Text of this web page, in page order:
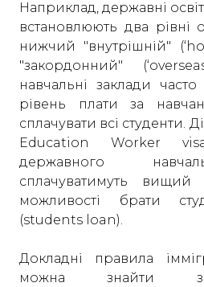
Наприклад, державні
встановлюють два рівні
нижчий "внутрішній"
"закордонний"
навчальні заклади
рівень плати за
сплачувати всі студенти.
Education Worker
державного
сплачуватимуть вищий
можливості брати
(students loan).
Докладні правила
можна знайти